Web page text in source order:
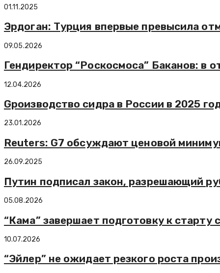
01.11.2025
Эрдоган: Турция впервые превысила
09.05.2026
Гендиректор “Роскосмоса” Баканов: в
12.04.2026
Gроизводство сидра в России в 2025
23.01.2026
Reuters: G7 обсуждают ценовой
26.09.2025
Путин подписал закон, разрешающий
05.08.2026
“Кама” завершает подготовку к
10.07.2026
“Эйлер” не ожидает резкого роста